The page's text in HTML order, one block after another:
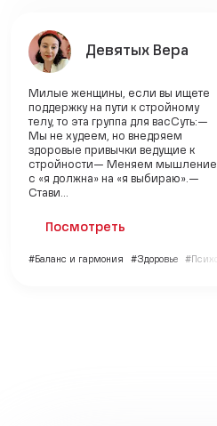
Девятых Вера
Милые женщины, если вы ищете
поддержку на пути к стройному
телу, то эта группа для васСуть:—
Мы не худеем, но внедряем
здоровые привычки ведущие к
стройности— Меняем мышление
с «я должна» на «я выбираю».—
Стави...
Посмотреть
#Баланс и гармония #Здоровье